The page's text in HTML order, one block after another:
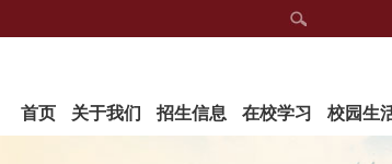
首页 关于我们 招生信息 在校学习 校园生